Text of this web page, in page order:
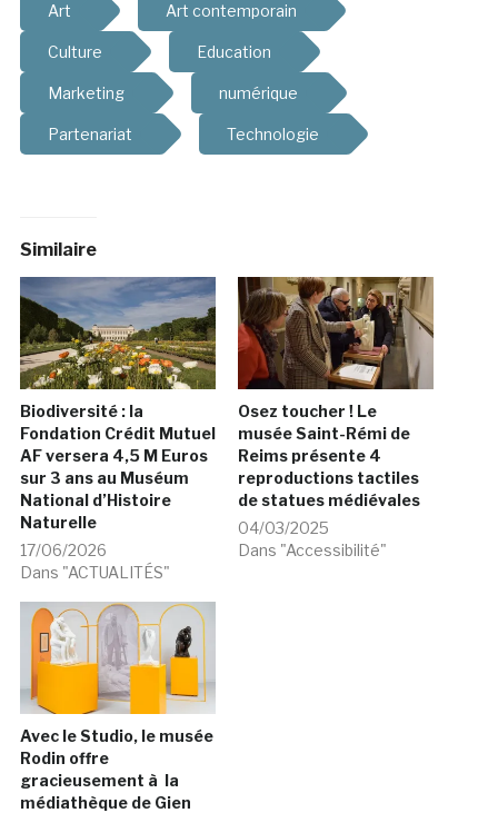
Art Art contemporain
Culture Education
Marketing numérique
Partenariat Technologie
Similaire
Biodiversité : la
Fondation Crédit Mutuel
AF versera 4,5 M Euros
sur 3 ans au Muséum
National d’Histoire
Naturelle
17/06/2026
Dans "ACTUALITÉS"
Osez toucher ! Le
musée Saint-Rémi de
Reims présente 4
reproductions tactiles
de statues médiévales
04/03/2025
Dans "Accessibilité"
Avec le Studio, le musée
Rodin offre
gracieusement à la
médiathèque de Gien